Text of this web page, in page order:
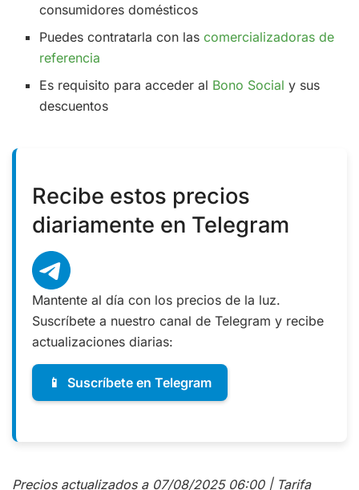
consumidores domésticos
Puedes contratarla con lascomercializadoras de
referencia
Es requisito para acceder al Bono Social y sus
descuentos
Recibe estos precios
diariamente en Telegram
Mantente al día con los precios de la luz.
Suscríbete a nuestro canal de Telegram y recibe
actualizaciones diarias:
📱 Suscríbete en Telegram
Precios actualizados a 07/08/2025 06:00 | Tarifa